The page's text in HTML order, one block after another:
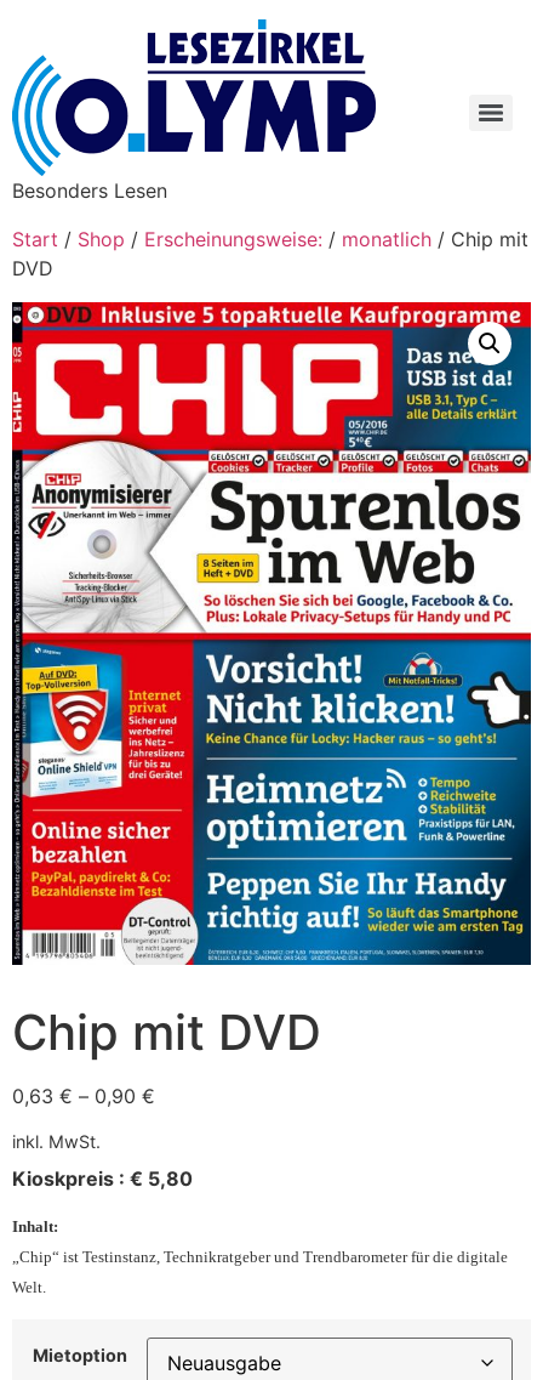
Besonders Lesen
Start / Shop / Erscheinungsweise: / monatlich / Chip mit
DVD
Chip mit DVD
0,63 € – 0,90 €
inkl. MwSt.
Kioskpreis : € 5,80
Inhalt:
„Chip“ ist Testinstanz, Technikratgeber und Trendbarometer für die digitale
Welt.
Mietoption